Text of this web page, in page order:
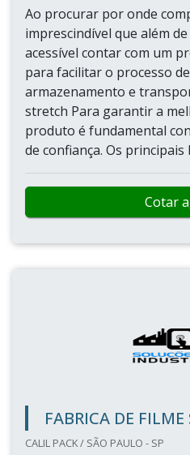
Ao procurar por onde
imprescindível que além
acessível contar com um
para facilitar o processo
armazenamento e
stretch Para garantir a
produto é fundamental
de confiança. Os principais
Cotar
FABRICA DE
CALIL PACK / SÃO PAULO - SP